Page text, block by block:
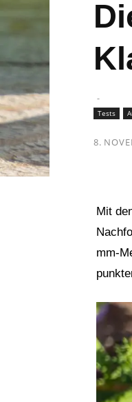
-
Tests
8.
Mit
mm-